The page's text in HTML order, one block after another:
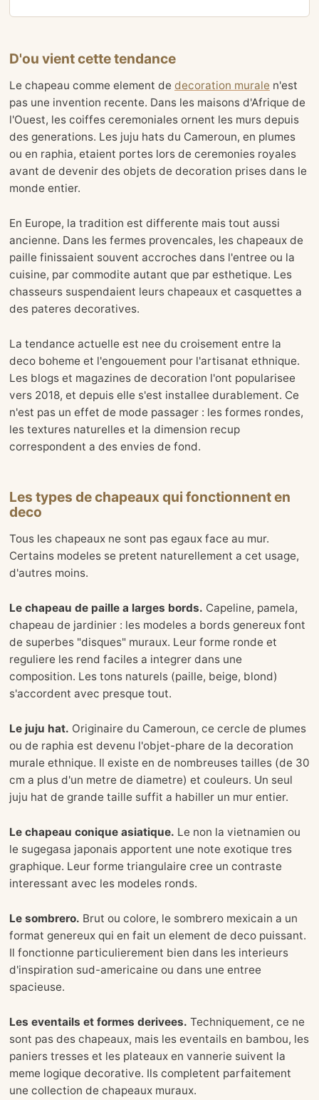
D'ou vient cette tendance
Le chapeau comme element de decoration murale n'est
pas une invention recente. Dans les maisons d'Afrique de
l'Ouest, les coiffes ceremoniales ornent les murs depuis
des generations. Les juju hats du Cameroun, en plumes
ou en raphia, etaient portes lors de ceremonies royales
avant de devenir des objets de decoration prises dans le
monde entier.
En Europe, la tradition est differente mais tout aussi
ancienne. Dans les fermes provencales, les chapeaux de
paille finissaient souvent accroches dans l'entree ou la
cuisine, par commodite autant que par esthetique. Les
chasseurs suspendaient leurs chapeaux et casquettes a
des pateres decoratives.
La tendance actuelle est nee du croisement entre la
deco boheme et l'engouement pour l'artisanat ethnique.
Les blogs et magazines de decoration l'ont popularisee
vers 2018, et depuis elle s'est installee durablement. Ce
n'est pas un effet de mode passager : les formes rondes,
les textures naturelles et la dimension recup
correspondent a des envies de fond.
Les types de chapeaux qui fonctionnent en
deco
Tous les chapeaux ne sont pas egaux face au mur.
Certains modeles se pretent naturellement a cet usage,
d'autres moins.
Le chapeau de paille a larges bords. Capeline, pamela,
chapeau de jardinier : les modeles a bords genereux font
de superbes "disques" muraux. Leur forme ronde et
reguliere les rend faciles a integrer dans une
composition. Les tons naturels (paille, beige, blond)
s'accordent avec presque tout.
Le juju hat. Originaire du Cameroun, ce cercle de plumes
ou de raphia est devenu l'objet-phare de la decoration
murale ethnique. Il existe en de nombreuses tailles (de 30
cm a plus d'un metre de diametre) et couleurs. Un seul
juju hat de grande taille suffit a habiller un mur entier.
Le chapeau conique asiatique. Le non la vietnamien ou
le sugegasa japonais apportent une note exotique tres
graphique. Leur forme triangulaire cree un contraste
interessant avec les modeles ronds.
Le sombrero. Brut ou colore, le sombrero mexicain a un
format genereux qui en fait un element de deco puissant.
Il fonctionne particulierement bien dans les interieurs
d'inspiration sud-americaine ou dans une entree
spacieuse.
Les eventails et formes derivees. Techniquement, ce ne
sont pas des chapeaux, mais les eventails en bambou, les
paniers tresses et les plateaux en vannerie suivent la
meme logique decorative. Ils completent parfaitement
une collection de chapeaux muraux.